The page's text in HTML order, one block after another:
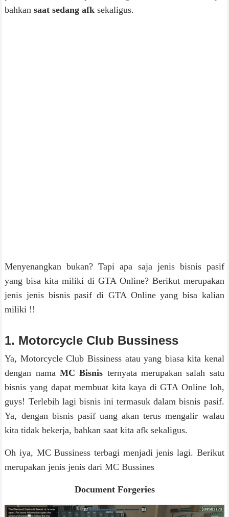
bahkan saat sedang afksekaligus.
Menyenangkan bukan? Tapi apa saja jenis bisnis pasif
yang bisa kita miliki di GTA Online? Berikut merupakan
jenis jenis bisnis pasif di GTA Online yang bisa kalian
miliki !!
1. Motorcycle Club Bussiness
Ya, Motorcycle Club Bissiness atau yang biasa kita kenal
dengan namaMC Bisnis ternyata merupakan salah satu
bisnis yang dapat membuat kita kaya di GTA Online loh,
guys! Terlebih lagi bisnis ini termasuk dalam bisnis pasif.
Ya, dengan bisnis pasif uang akan terus mengalir walau
kita tidak bekerja, bahkan saat kita afk sekaligus.
Oh iya, MC Bussiness terbagi menjadi jenis lagi. Berikut
merupakan jenis jenis dari MC Bussines
Document Forgeries